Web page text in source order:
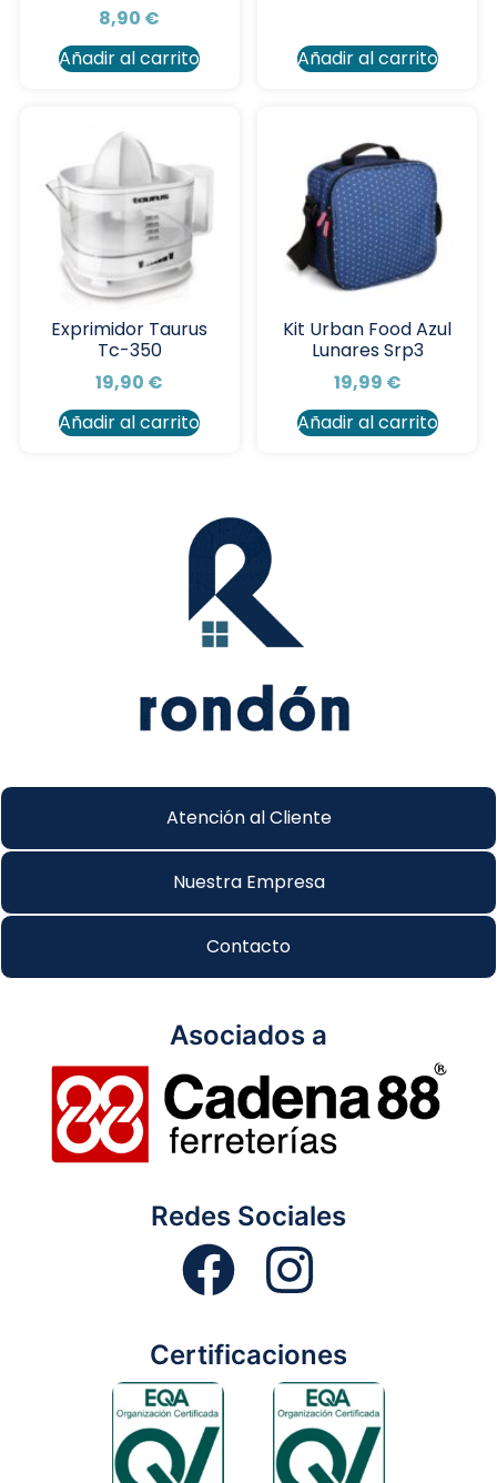
8,90 €
Añadir al carrito
Añadir al carrito
Exprimidor Taurus
Tc-350
19,90 €
Añadir al carrito
Kit Urban Food Azul
Lunares Srp3
19,99 €
Añadir al carrito
Atención al Cliente
Nuestra Empresa
Contacto
Asociados a
Redes Sociales
Certificaciones